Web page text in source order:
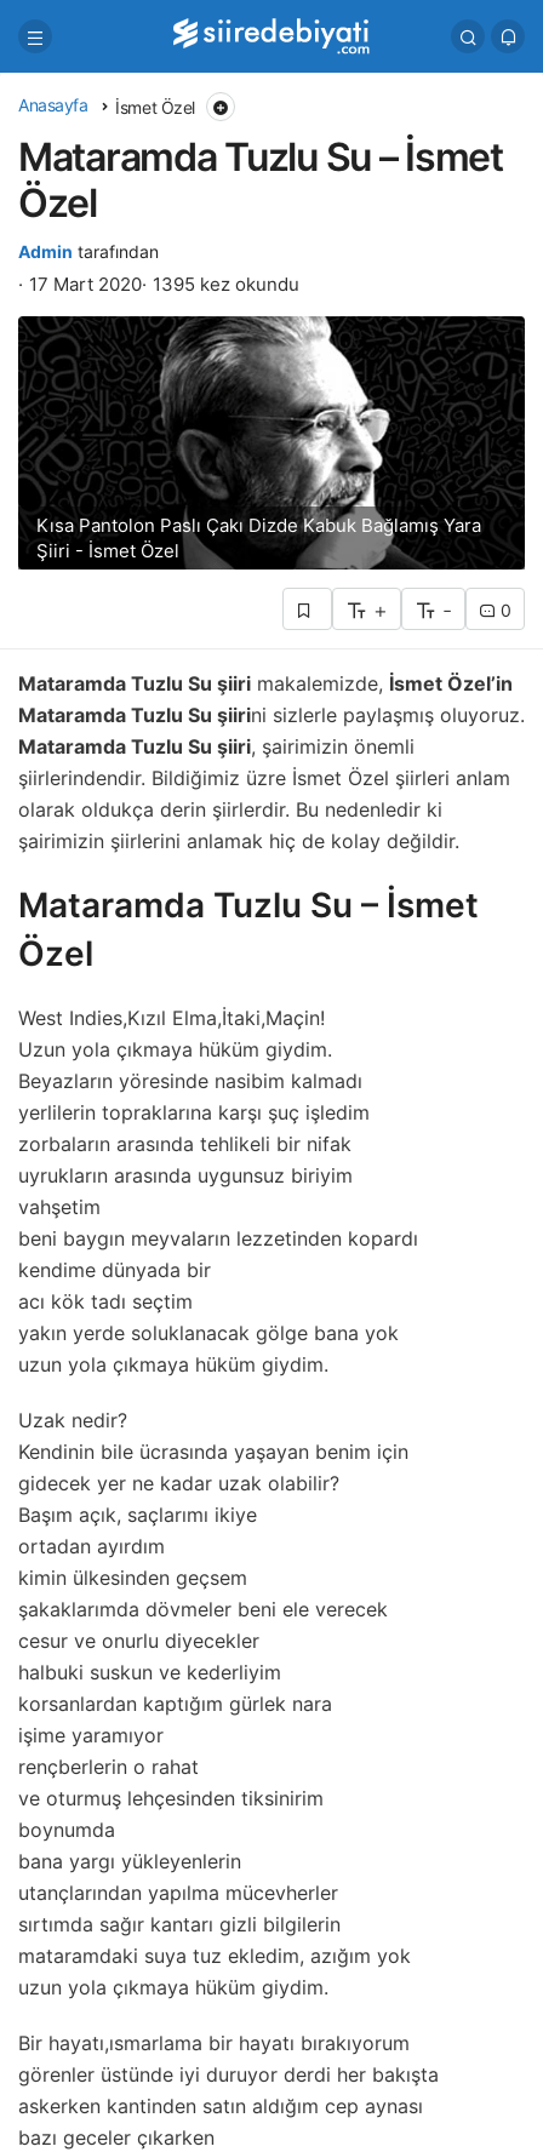
Anasayfa İsmet Özel
Mataramda Tuzlu Su – İsmet
Özel
Admin tarafından
17 Mart 2020 1395 kez okundu
Kısa Pantolon Paslı Çakı Dizde Kabuk Bağlamış Yara
Şiiri - İsmet Özel
+ - 0
Mataramda Tuzlu Su şiiri makalemizde, İsmet Özel’in
Mataramda Tuzlu Su şiirini sizlerle paylaşmış oluyoruz.
Mataramda Tuzlu Su şiiri, şairimizin önemli
şiirlerindendir. Bildiğimiz üzre İsmet Özel şiirleri anlam
olarak oldukça derin şiirlerdir. Bu nedenledir ki
şairimizin şiirlerini anlamak hiç de kolay değildir.
Mataramda Tuzlu Su – İsmet
Özel
West Indies,Kızıl Elma,İtaki,Maçin!
Uzun yola çıkmaya hüküm giydim.
Beyazların yöresinde nasibim kalmadı
yerlilerin topraklarına karşı şuç işledim
zorbaların arasında tehlikeli bir nifak
uyrukların arasında uygunsuz biriyim
vahşetim
beni baygın meyvaların lezzetinden kopardı
kendime dünyada bir
acı kök tadı seçtim
yakın yerde soluklanacak gölge bana yok
uzun yola çıkmaya hüküm giydim.
Uzak nedir?
Kendinin bile ücrasında yaşayan benim için
gidecek yer ne kadar uzak olabilir?
Başım açık, saçlarımı ikiye
ortadan ayırdım
kimin ülkesinden geçsem
şakaklarımda dövmeler beni ele verecek
cesur ve onurlu diyecekler
halbuki suskun ve kederliyim
korsanlardan kaptığım gürlek nara
işime yaramıyor
rençberlerin o rahat
ve oturmuş lehçesinden tiksinirim
boynumda
bana yargı yükleyenlerin
utançlarından yapılma mücevherler
sırtımda sağır kantarı gizli bilgilerin
mataramdaki suya tuz ekledim, azığım yok
uzun yola çıkmaya hüküm giydim.
Bir hayatı,ısmarlama bir hayatı bırakıyorum
görenler üstünde iyi duruyor derdi her bakışta
askerken kantinden satın aldığım cep aynası
bazı geceler çıkarken